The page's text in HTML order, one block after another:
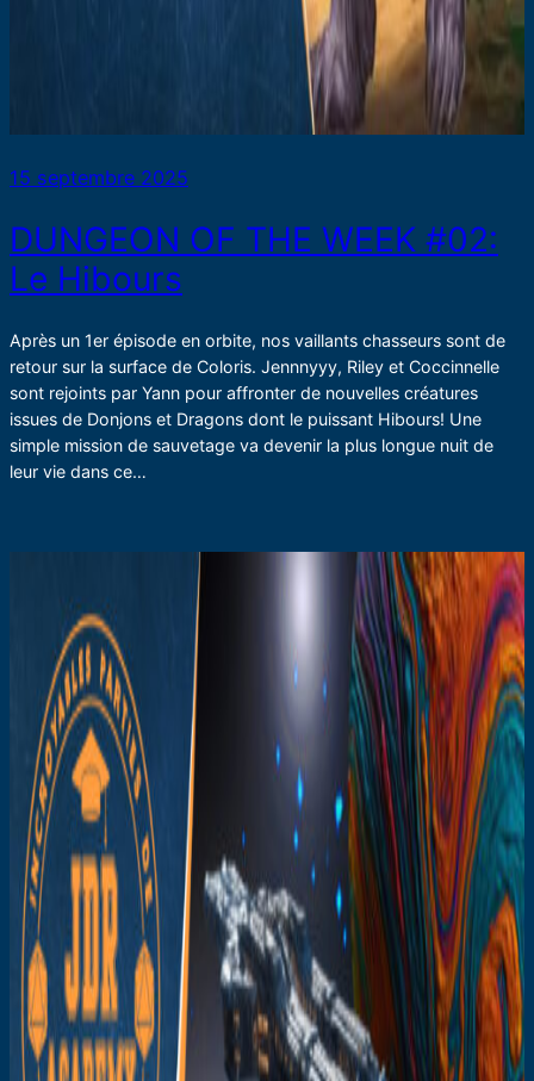
15 septembre 2025
DUNGEON OF THE WEEK #02:
Le Hibours
Après un 1er épisode en orbite, nos vaillants chasseurs sont de
retour sur la surface de Coloris. Jennnyyy, Riley et Coccinnelle
sont rejoints par Yann pour affronter de nouvelles créatures
issues de Donjons et Dragons dont le puissant Hibours! Une
simple mission de sauvetage va devenir la plus longue nuit de
leur vie dans ce…